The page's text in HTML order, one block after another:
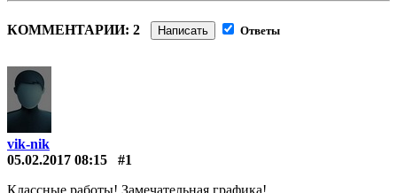
КОММЕНТАРИИ: 2 Написать Ответы
vik-nik
05.02.2017 08:15
#1
Классные работы! Замечательная графика!